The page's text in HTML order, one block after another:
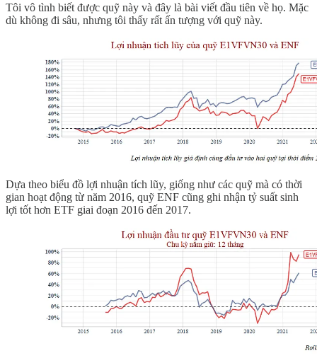
Tôi vô tình biết được quỹ này và đây là bài viết đầu tiên về họ. Mặc
dù không đi sâu, nhưng tôi thấy rất ấn tượng với quỹ này.
Dựa theo biểu đồ lợi nhuận tích lũy, giống như các quỹ mà có thời
gian hoạt động từ năm 2016, quỹ ENF cũng ghi nhận tỷ suất sinh
lợi tốt hơn ETF giai đoạn 2016 đến 2017.